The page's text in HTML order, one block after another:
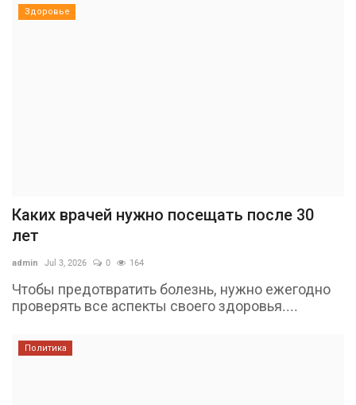
Здоровье
Каких врачей нужно посещать после 30
лет
admin Jul 3, 2026 0 164
Чтобы предотвратить болезнь, нужно ежегодно
проверять все аспекты своего здоровья....
Политика